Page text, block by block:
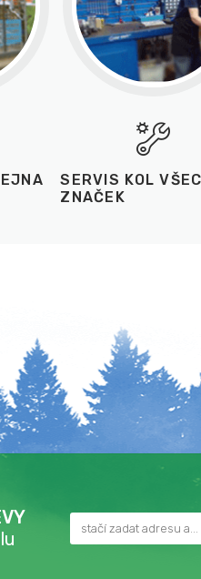
SERVIS KOL
ZNAČEK